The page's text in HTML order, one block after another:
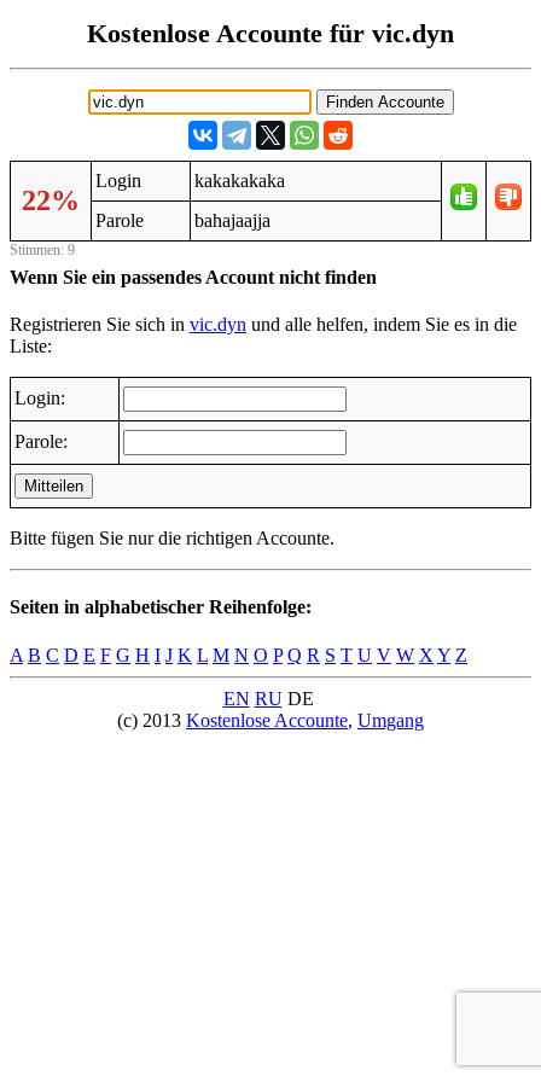
Kostenlose Accounte für vic.dyn
22%
Login
kakakakaka
Parole
bahajaajja
Stimmen: 9
Wenn Sie ein passendes Account nicht finden
Registrieren Sie sich in vic.dyn und alle helfen, indem Sie es in die
Liste:
Login:
Parole:
Mitteilen
Bitte fügen Sie nur die richtigen Accounte.
Seiten in alphabetischer Reihenfolge:
A B C D E F G H I J K L M N O P Q R S T U V W X Y Z
EN RUDE
(c) 2013 Kostenlose Accounte, Umgang